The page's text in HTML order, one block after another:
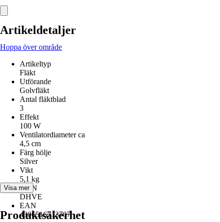
Artikeldetaljer
Hoppa över område
Artikeltyp
Fläkt
Utförande
Golvfläkt
Antal fläktblad
3
Effekt
100 W
Ventilatordiameter ca
4,5 cm
Färg hölje
Silver
Vikt
5,1 kg
AKN
DHVE
EAN
4306516713707
Visa mer
Produktsäkerhet